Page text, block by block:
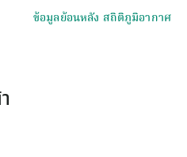
ข้อมูลย้อนหลัง สถิติภูมิอากาศ